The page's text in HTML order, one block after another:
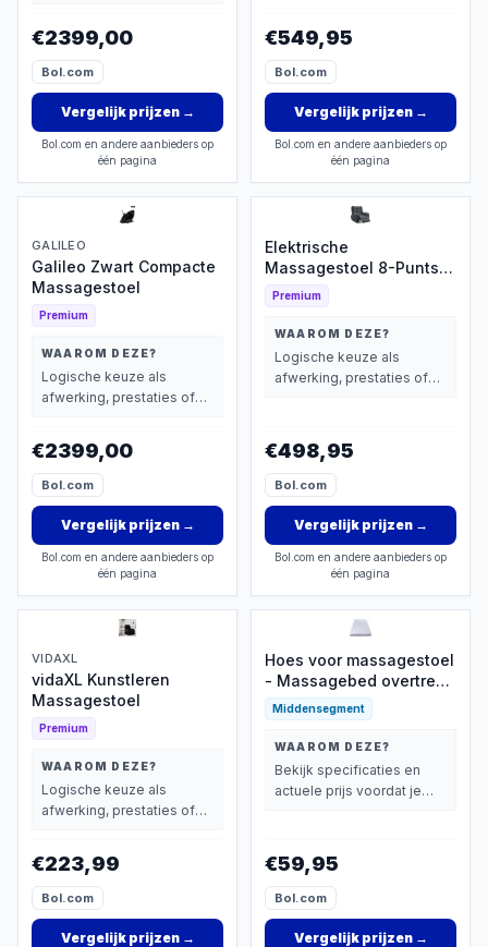
€2399,00
Bol.com
Vergelijk prijzen→
Bol.com en andere aanbieders op
één pagina
€549,95
Bol.com
Vergelijk prijzen→
Bol.com en andere aanbieders op
één pagina
GALILEO
Galileo Zwart Compacte
Massagestoel
Premium
WAAROM DEZE?
Logische keuze als
afwerking, prestaties of
€2399,00
Bol.com
Vergelijk prijzen→
Bol.com en andere aanbieders op
één pagina
Elektrische
Massagestoel 8-Punts
met Verwarming
Premium
WAAROM DEZE?
Logische keuze als
afwerking, prestaties of
€498,95
Bol.com
Vergelijk prijzen→
Bol.com en andere aanbieders op
één pagina
VIDAXL
vidaXL Kunstleren
Massagestoel
Premium
WAAROM DEZE?
Logische keuze als
afwerking, prestaties of
€223,99
Bol.com
Vergelijk prijzen→
Hoes voor massagestoel
- Massagebed overtrek -
Wellness en spa - Anti-
slip oppervlak - 80 x 190
cm - Zoals afgebeeld
Middensegment
WAAROM DEZE?
Bekijk specificaties en
actuele prijs voordat je
€59,95
Bol.com
Vergelijk prijzen→